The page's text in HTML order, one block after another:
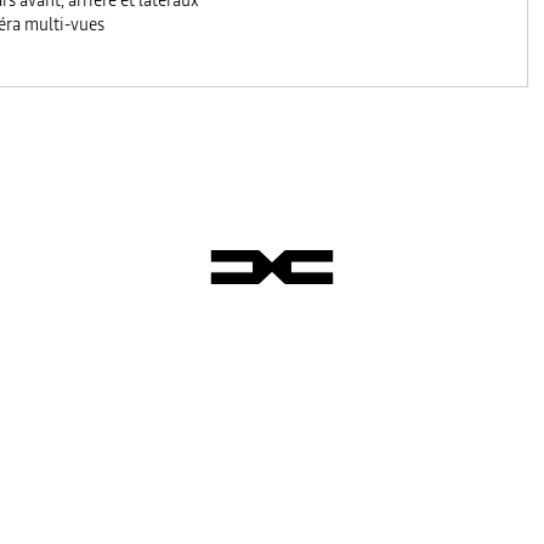
multi-vues